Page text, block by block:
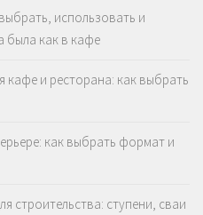
использовать и
была как в кафе
кафе и ресторана: как выбрать
как выбрать формат и
строительства: ступени, сваи